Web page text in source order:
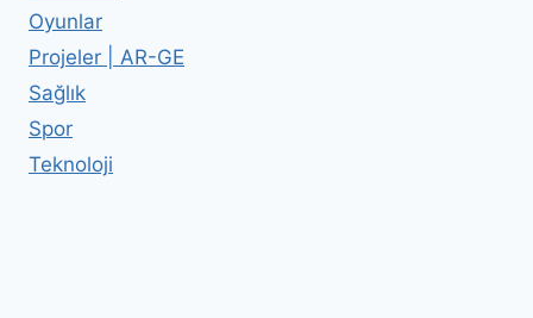
Oyunlar
Projeler | AR-GE
Sağlık
Spor
Teknoloji